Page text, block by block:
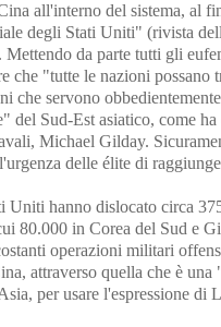
all'interno del sistema, al
degli Stati Uniti" (rivista
Mettendo da parte tutti gli
che "tutte le nazioni possano
che servono
del Sud-Est asiatico, come
Michael Gilday.
delle élite di
Uniti hanno dislocato circa
80.000 in Corea del Sud e
operazioni militari
attraverso quella che è
per usare l'espressione di